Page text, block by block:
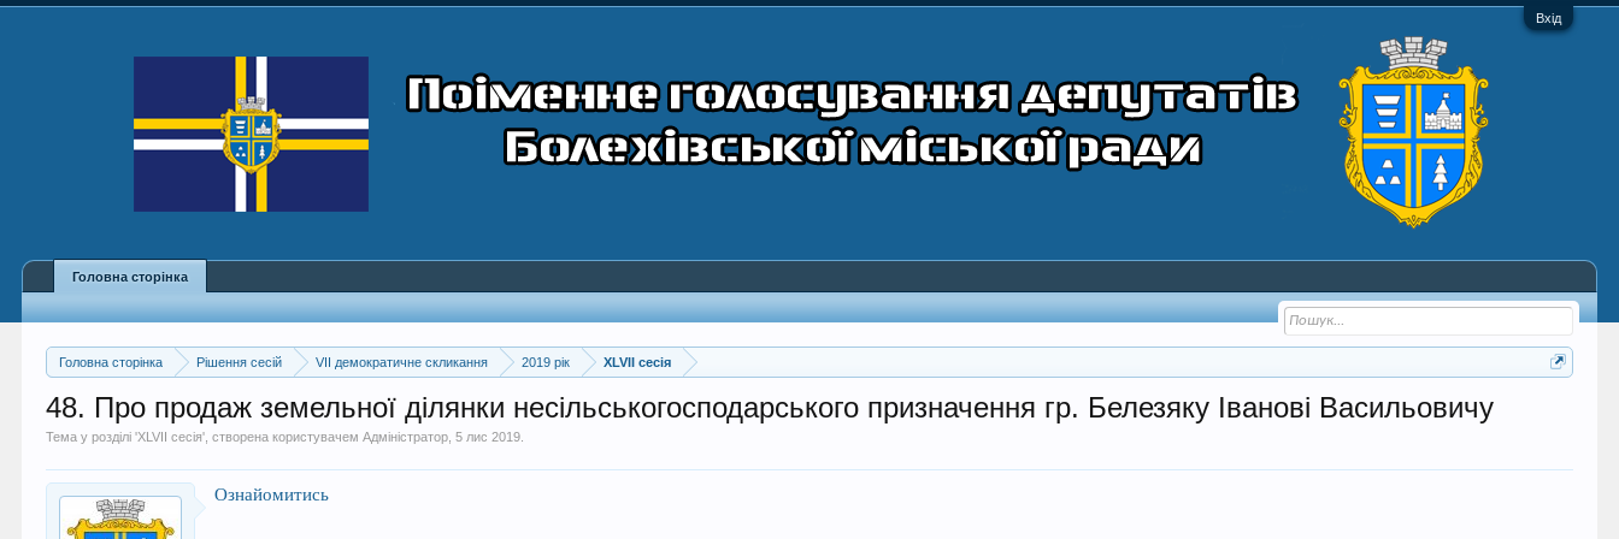
Вхід
Головна сторінка Рішення сесій VII демократичне скликання 2019 рік XLVII сесія
48. Про продаж земельної ділянки несільськогосподарського призначення гр. Белезяку Іванові Васильовичу
Тема у розділі 'XLVII сесія', створена користувачемАдміністратор ,5 лис 2019
Ознайомитись
Головна сторінка